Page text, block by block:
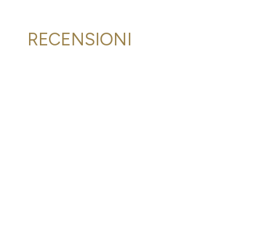
RECENSIONI